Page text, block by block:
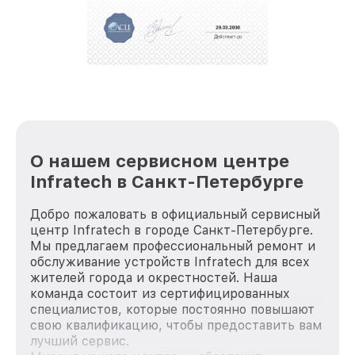
За годы своей деятельности мы получали только
положительные отзывы и обрели отличную
стараемся каждый день делать наш сервис еще
О нашем сервисном центре
Infratech в Санкт-Петербурге
Добро пожаловать в официальный сервисный
центр Infratech в городе Санкт-Петербурге.
Мы предлагаем профессиональный ремонт и
обслуживание устройств Infratech для всех
жителей города и окрестностей. Наша
команда состоит из сертифицированных
специалистов, которые постоянно повышают
свою квалификацию, чтобы предоставить вам
лучший сервис.